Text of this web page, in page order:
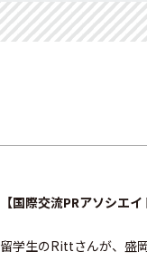
【国際交流PRアソシ
留学生のRittさんが、盛